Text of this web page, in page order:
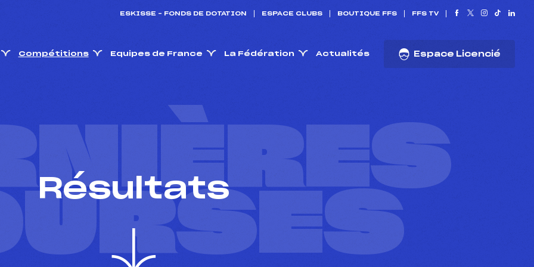
ESKISSE – FONDS DE DOTATION ESPACE CLUBS BOUTIQUE FFS FFS TV
Compétitions Equipes de France La Fédération Actualités Espace Licencié
Résultats